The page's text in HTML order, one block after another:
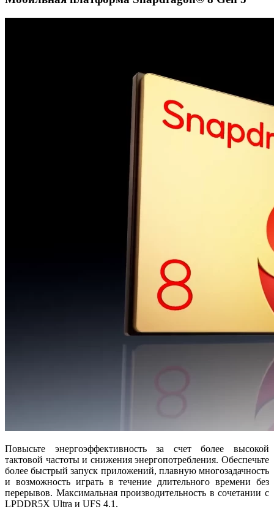
Повысьте энергоэффективность за счет более высокой
тактовой частоты и снижения энергопотребления. Обеспечьте
более быстрый запуск приложений, плавную многозадачность
и возможность играть в течение длительного времени без
перерывов. Максимальная производительность в сочетании с
LPDDR5X Ultra и UFS 4.1.